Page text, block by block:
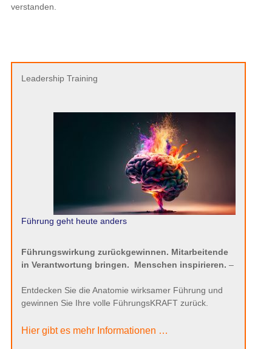
verstanden.
Leadership Training
Führung geht heute anders
Führungswirkung zurückgewinnen. Mitarbeitende
in Verantwortung bringen. Menschen inspirieren. –
Entdecken Sie die Anatomie wirksamer Führung und
gewinnen Sie Ihre volle FührungsKRAFT zurück.
Hier gibt es mehr Informationen …